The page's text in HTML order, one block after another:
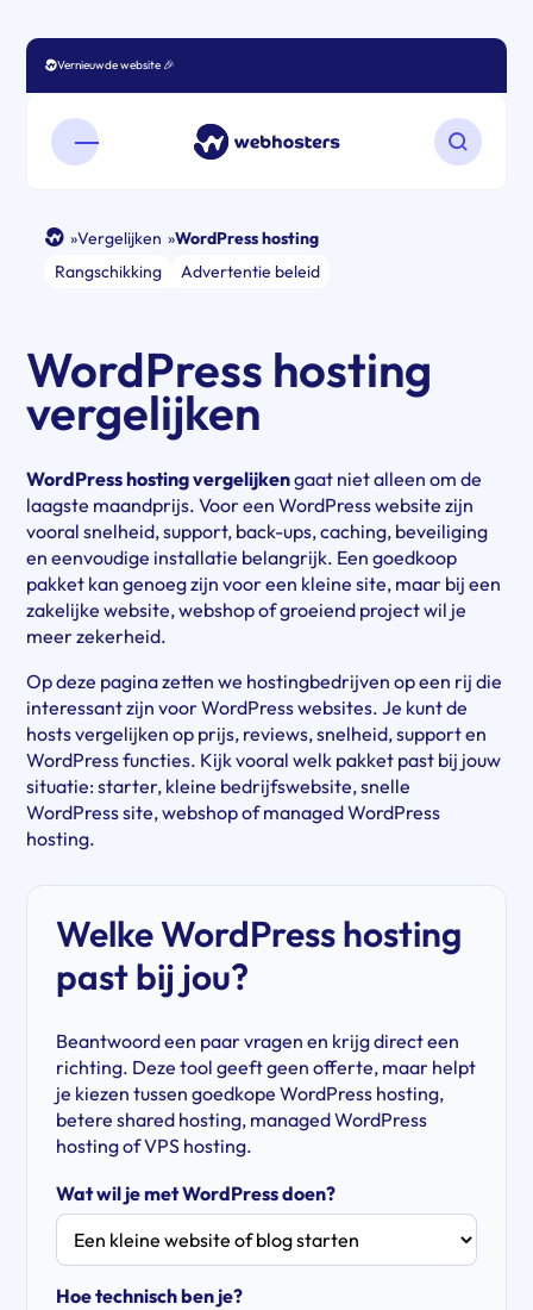
Vernieuwde website 🎉
Open mobiel menu Zoeken
»Vergelijken »WordPress hosting
Rangschikking
Advertentie beleid
WordPress hosting
vergelijken
WordPress hosting vergelijkengaat niet alleen om de
laagste maandprijs. Voor een WordPress website zijn
vooral snelheid, support, back-ups, caching, beveiliging
en eenvoudige installatie belangrijk. Een goedkoop
pakket kan genoeg zijn voor een kleine site, maar bij een
zakelijke website, webshop of groeiend project wil je
meer zekerheid.
Op deze pagina zetten we hostingbedrijven op een rij die
interessant zijn voor WordPress websites. Je kunt de
hosts vergelijken op prijs, reviews, snelheid, support en
WordPress functies. Kijk vooral welk pakket past bij jouw
situatie: starter, kleine bedrijfswebsite, snelle
WordPress site, webshop of managed WordPress
hosting.
Welke WordPress hosting
past bij jou?
Beantwoord een paar vragen en krijg direct een
richting. Deze tool geeft geen offerte, maar helpt
je kiezen tussen goedkope WordPress hosting,
betere shared hosting, managed WordPress
hosting of VPS hosting.
Wat wil je met WordPress doen?
Hoe technisch ben je?